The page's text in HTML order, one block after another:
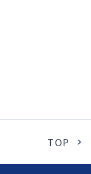
TOP